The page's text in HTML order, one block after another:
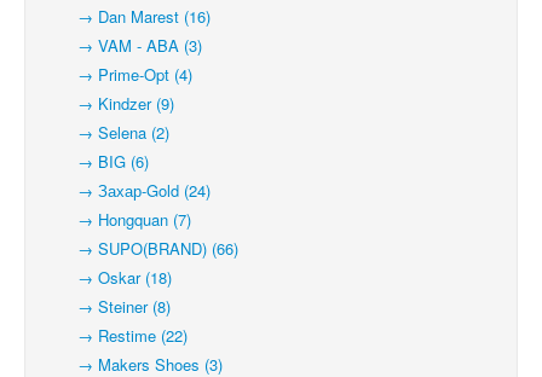
→ Dan Marest (16)
→ VAM - ABA (3)
→ Prime-Opt (4)
→ Kindzer (9)
→ Selena (2)
→ BIG (6)
→ Захар-Gold (24)
→ Hongquan (7)
→ SUPO(BRAND) (66)
→ Oskar (18)
→ Steiner (8)
→ Restime (22)
→ Makers Shoes (3)